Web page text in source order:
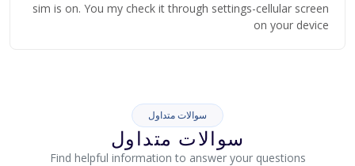
sim is on. You my check it through settings-cellular screen
on your device
سوالات متداول
سوالات متداول
Find helpful information to answer your questions